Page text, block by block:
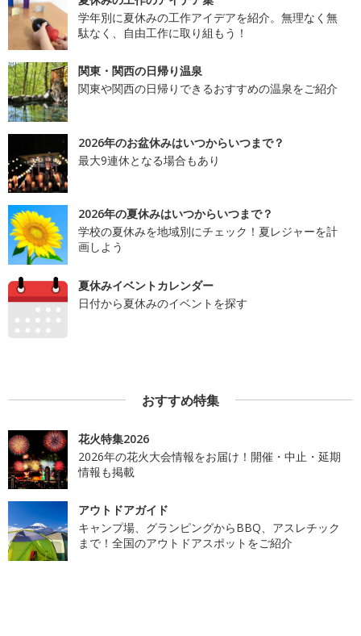
学年別に夏休みの工作アイデアを紹介。無理なく無
駄なく、自由工作に取り組もう！
関東・関西の日帰り温泉
関東や関西の日帰りできるおすすめの温泉をご紹介
2026年のお盆休みはいつからいつまで？
最大9連休となる場合もあり
2026年の夏休みはいつからいつまで？
学校の夏休みを地域別にチェック！夏レジャーを計
画しよう
夏休みイベントカレンダー
日付から夏休みのイベントを探す
おすすめ特集
花火特集2026
2026年の花火大会情報をお届け！開催・中止・延期
情報も掲載
アウトドアガイド
キャンプ場、グランピングからBBQ、アスレチック
まで！全国のアウトドアスポットをご紹介